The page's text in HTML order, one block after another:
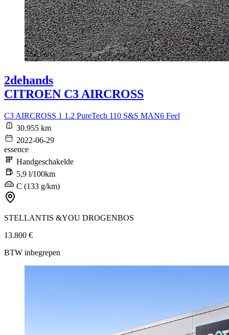
2dehands
CITROEN C3 AIRCROSS
C3 AIRCROSS 1 1.2 PureTech 110 S&S MAN6 Feel
30.955 km
2022-06-29
essence
Handgeschakelde
5,9 l/100km
C (133 g/km)
STELLANTIS &YOU DROGENBOS
13.800 €
BTW inbegrepen